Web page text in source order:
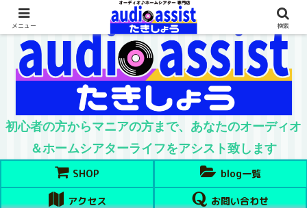
初心者の方からマニアの方まで、あなたのオーディオ
＆ホームシアターライフをアシスト致します
SHOP blog一覧
アクセス お問い合わせ
メニュー 検索